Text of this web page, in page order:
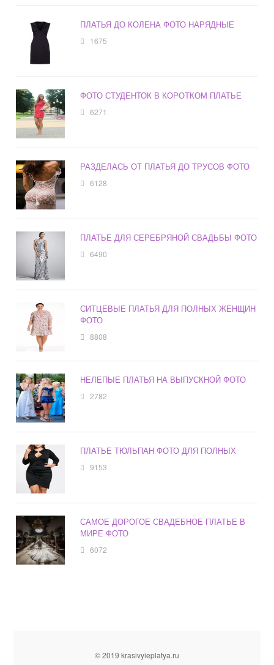
ПЛАТЬЯ ДО КОЛЕНА ФОТО НАРЯДНЫЕ
1675
ФОТО СТУДЕНТОК В КОРОТКОМ ПЛАТЬЕ
6271
РАЗДЕЛАСЬ ОТ ПЛАТЬЯ ДО ТРУСОВ ФОТО
6128
ПЛАТЬЕ ДЛЯ СЕРЕБРЯНОЙ СВАДЬБЫ ФОТО
6490
СИТЦЕВЫЕ ПЛАТЬЯ ДЛЯ ПОЛНЫХ ЖЕНЩИН
ФОТО
8808
НЕЛЕПЫЕ ПЛАТЬЯ НА ВЫПУСКНОЙ ФОТО
2782
ПЛАТЬЕ ТЮЛЬПАН ФОТО ДЛЯ ПОЛНЫХ
9153
САМОЕ ДОРОГОЕ СВАДЕБНОЕ ПЛАТЬЕ В
МИРЕ ФОТО
6072
© 2019 krasivyieplatya.ru